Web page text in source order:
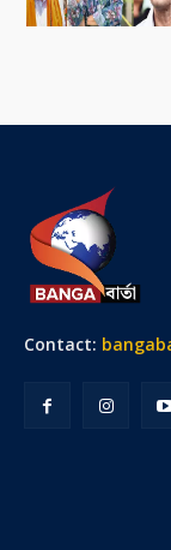
Contact: